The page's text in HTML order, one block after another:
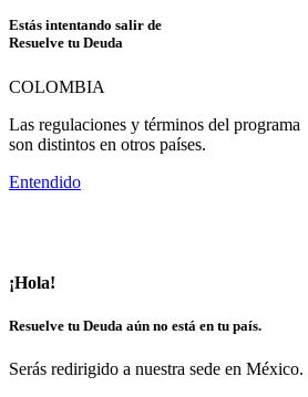
Estás intentando salir de
Resuelve tu Deuda
COLOMBIA
Las regulaciones y términos del programa
son distintos en otros países.
Entendido
¡Hola!
Resuelve tu Deuda aún no está en tu país.
Serás redirigido a nuestra sede en México.